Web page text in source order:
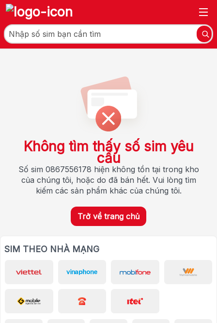
Không tìm thấy số sim yêu
cầu
Số sim 0867556178 hiện không tồn tại trong kho
của chúng tôi, hoặc do đã bán hết. Vui lòng tìm
kiếm các sản phẩm khác của chúng tôi.
Trở về trang chủ
SIM THEO NHÀ MẠNG